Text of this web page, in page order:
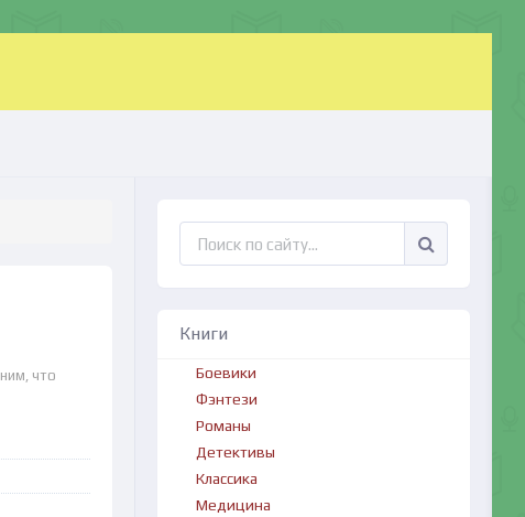
что
Книги
Боевики
Фэнтези
Романы
Детективы
Классика
Медицина